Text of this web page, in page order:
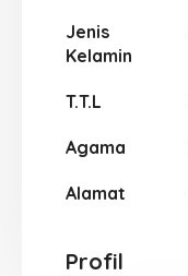
Jenis
Kelamin
T.T.L
Agama
Alamat
Profil